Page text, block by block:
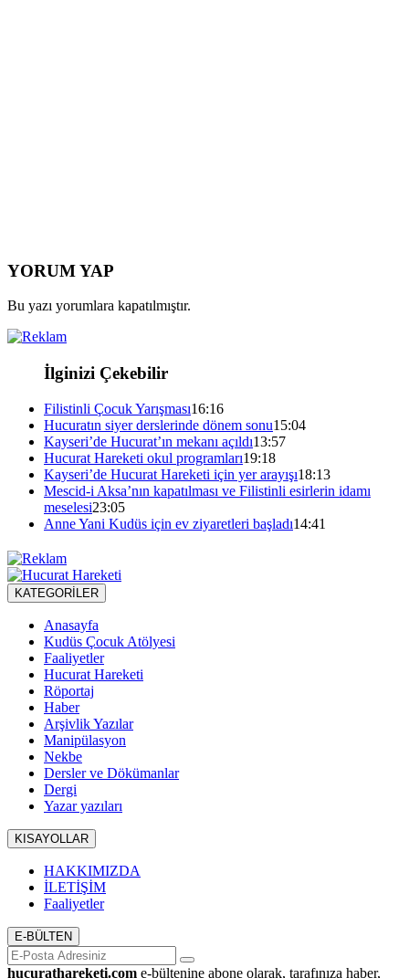
YORUM YAP
Bu yazı yorumlara kapatılmıştır.
İlginizi Çekebilir
Filistinli Çocuk Yarışması16:16
Hucuratın siyer derslerinde dönem sonu15:04
Kayseri’de Hucurat’ın mekanı açıldı13:57
Hucurat Hareketi okul programları19:18
Kayseri’de Hucurat Hareketi için yer arayışı18:13
Mescid-i Aksa’nın kapatılması ve Filistinli esirlerin idamı
meselesi23:05
Anne Yani Kudüs için ev ziyaretleri başladı14:41
KATEGORİLER
Anasayfa
Kudüs Çocuk Atölyesi
Faaliyetler
Hucurat Hareketi
Röportaj
Haber
Arşivlik Yazılar
Manipülasyon
Nekbe
Dersler ve Dökümanlar
Dergi
Yazar yazıları
KISAYOLLAR
HAKKIMIZDA
İLETİŞİM
Faaliyetler
E-BÜLTEN
hucurathareketi.com e-bültenine abone olarak, tarafınıza haber,